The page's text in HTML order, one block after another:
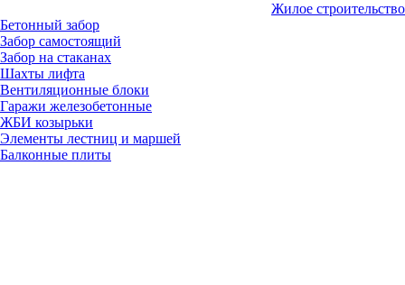
Жилое строительство
Бетонный забор
Забор самостоящий
Забор на стаканах
Шахты лифта
Вентиляционные блоки
Гаражи железобетонные
ЖБИ козырьки
Элементы лестниц и маршей
Балконные плиты